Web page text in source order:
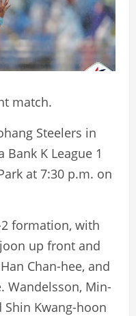
match.
Steelers in
K League 1
at 7:30 p.m. on
formation, with
up front and
Chan-hee, and
Wandelsson, Min-
Shin Kwang-hoon